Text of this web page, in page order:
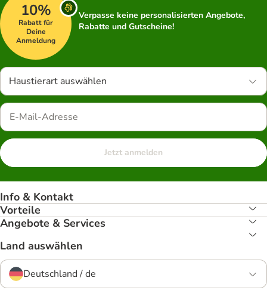
10%
Rabatt für
Deine
Anmeldung
Verpasse keine personalisierten Angebote,
Rabatte und Gutscheine!
Haustierart auswählen
Jetzt anmelden
Info & Kontakt
Vorteile
Angebote & Services
Land auswählen
Deutschland / de